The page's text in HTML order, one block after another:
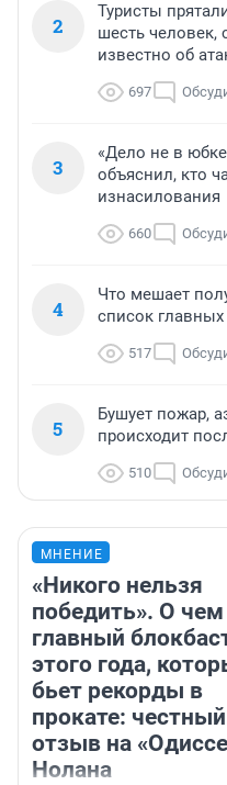
2
Туристы
шесть человек,
известно об
697
3
«Дело не в
объяснил, кто
изнасилования
660
4
Что мешает
список
517
5
Бушует пожар,
происходит
510
МНЕНИЕ
«Никого нельзя
победить». О чем
главный
этого года,
бьет рекорды в
прокате: честный
отзыв на
Нолана